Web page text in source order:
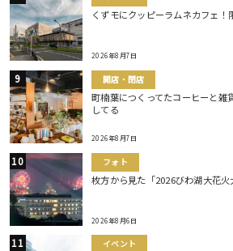
くずモにクッピーラムネカフェ！
2026年8月7日
開店・閉店
町楠葉につくってたコーヒーと
してる
2026年8月7日
フォト
枚方から見た「2026びわ湖大花火
2026年8月6日
イベント